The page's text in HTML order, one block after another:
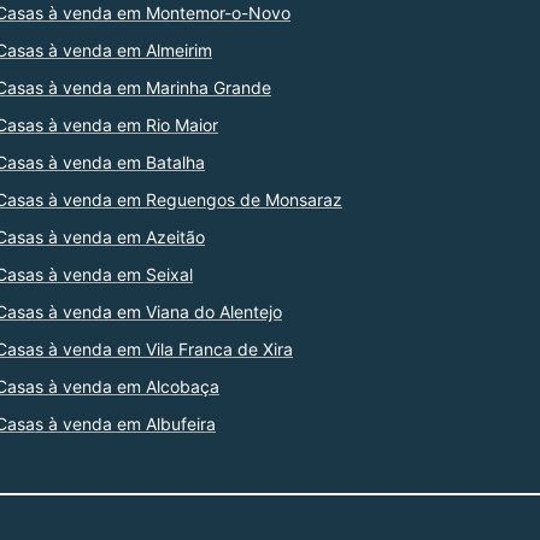
à venda em Montemor-o-Novo
à venda em Almeirim
à venda em Marinha Grande
à venda em Rio Maior
à venda em Batalha
à venda em Reguengos de Monsaraz
à venda em Azeitão
à venda em Seixal
à venda em Viana do Alentejo
à venda em Vila Franca de Xira
à venda em Alcobaça
à venda em Albufeira